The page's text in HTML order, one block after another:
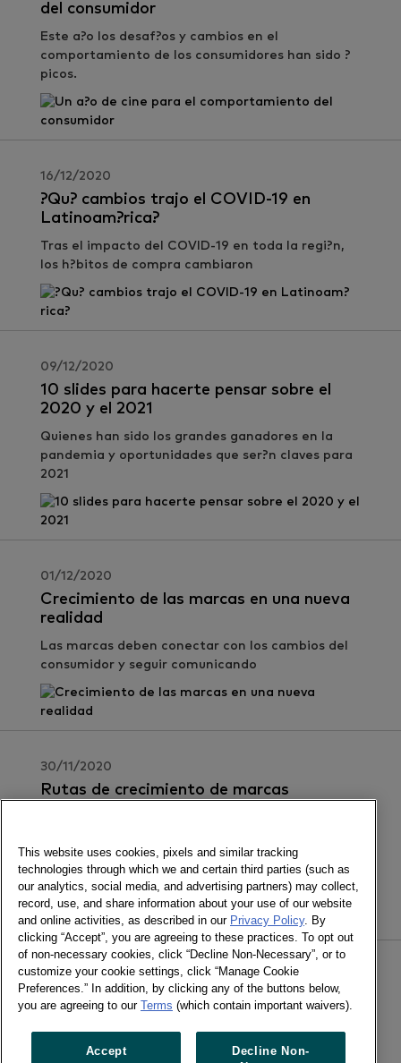
del consumidor
Este a?o los desaf?os y cambios en el
comportamiento de los consumidores han sido ?
picos.
16/12/2020
?Qu? cambios trajo el COVID-19 en
Latinoam?rica?
Tras el impacto del COVID-19 en toda la regi?n,
los h?bitos de compra cambiaron
09/12/2020
10 slides para hacerte pensar sobre el
2020 y el 2021
Quienes han sido los grandes ganadores en la
pandemia y oportunidades que ser?n claves para
2021
01/12/2020
Crecimiento de las marcas en una nueva
realidad
Las marcas deben conectar con los cambios del
consumidor y seguir comunicando
30/11/2020
Rutas de crecimiento de marcas
exitosos que nos muestran sus caminos de
crecimiento
10/11/2020
Canasta de consumo masivo crece en lo
Peruanos seguimos llenando las cestas m?s en
This website uses cookies, pixels and similar tracking
technologies through which we and certain third parties (such as
our analytics, social media, and advertising partners) may collect,
record, use, and share information about your use of our website
and online activities, as described in our Privacy Policy. By
clicking “Accept”, you are agreeing to these practices. To opt out
of non-necessary cookies, click “Decline Non-Necessary”, or to
customize your cookie settings, click “Manage Cookie
Preferences.” In addition, by clicking any of the buttons below,
you are agreeing to our Terms (which contain important waivers).
Accept
Decline Non-